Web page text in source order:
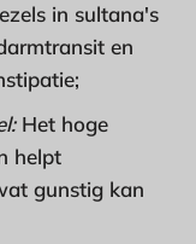
in sultana's
en
Het hoge
helpt
gunstig kan